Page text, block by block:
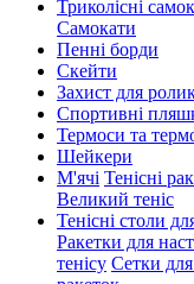
Триколісні
Cамокати
Пенні борди
Скейти
Захист для
Спортивні
Термоси та
Шейкери
М'ячі Тенісні
Великий теніс
Тенісні столи
Ракетки для
тенісу Сетки